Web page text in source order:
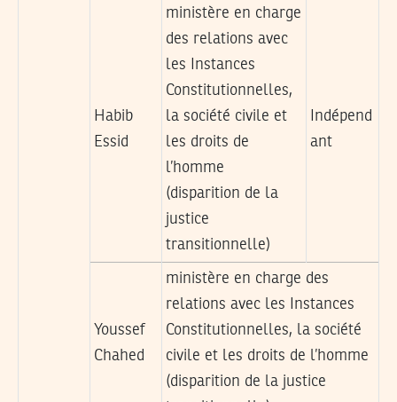
Habib
Essid
ministère en charge
des relations avec
les Instances
Constitutionnelles,
la société civile et
les droits de
l’homme
(disparition de la
justice
transitionnelle)
Indépend
ant
Youssef
Chahed
ministère en charge des
relations avec les Instances
Constitutionnelles, la société
civile et les droits de l’homme
(disparition de la justice